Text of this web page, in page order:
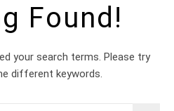
Found!
your search terms. Please try
different keywords.